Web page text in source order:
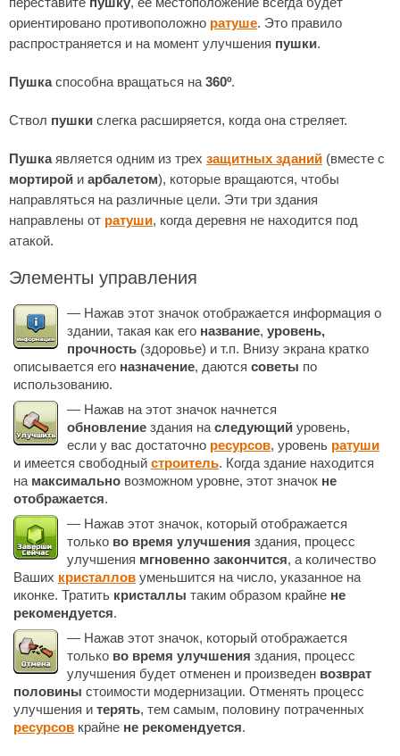
ориентировано противоположно ратуше. Это правило
распространяется и на момент улучшения пушки.
Пушкаспособна вращаться на 360º.
Ствол пушки слегка расширяется, когда она стреляет.
Пушкаявляется одним из трех защитных зданий (вместе с
мортирой и арбалетом), которые вращаются, чтобы
направляться на различные цели. Эти три здания
направлены от ратуши, когда деревня не находится под
атакой.
Элементы управления
— Нажав этот значок отображается информация о
здании, такая как его название, уровень,
прочность (здоровье) и т.п. Внизу экрана кратко
описывается его назначение, даются советы по
использованию.
— Нажав на этот значок начнется
обновление здания на следующий уровень,
если у вас достаточно ресурсов, уровень ратуши
и имеется свободный строитель. Когда здание находится
на максимально возможном уровне, этот значок не
отображается.
— Нажав этот значок, который отображается
только во время улучшения здания, процесс
улучшения мгновенно закончится, а количество
Ваших кристаллов уменьшится на число, указанное на
иконке. Тратить кристаллы таким образом крайне не
рекомендуется.
— Нажав этот значок, который отображается
только во время улучшения здания, процесс
улучшения будет отменен и произведен возврат
половины стоимости модернизации. Отменять процесс
улучшения и терять, тем самым, половину потраченных
ресурсов крайне не рекомендуется.